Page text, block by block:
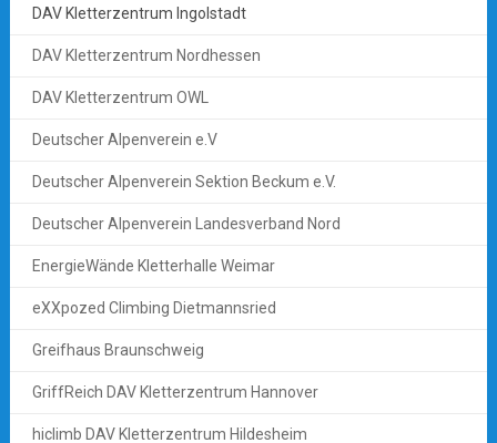
DAV Kletterzentrum Ingolstadt
DAV Kletterzentrum Nordhessen
DAV Kletterzentrum OWL
Deutscher Alpenverein e.V
Deutscher Alpenverein Sektion Beckum e.V.
Deutscher Alpenverein Landesverband Nord
EnergieWände Kletterhalle Weimar
eXXpozed Climbing Dietmannsried
Greifhaus Braunschweig
GriffReich DAV Kletterzentrum Hannover
hiclimb DAV Kletterzentrum Hildesheim